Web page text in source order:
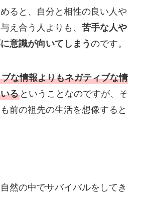
ると、自分と相性の良い人や
え合う人よりも、 苦手な人や
意識が向いてしまう のです。
な情報よりもネガティブな情
るということなのですが、そ
前の祖先の生活を想像すると
然の中でサバイバルをしてき